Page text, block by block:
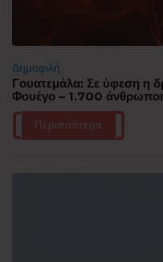
Δημοφιλή
Γουατεμάλα: Σε ύφεση η
Φουέγο – 1.700
Περισσότερα